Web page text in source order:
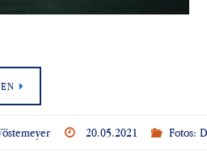
20.05.2021 Fotos: